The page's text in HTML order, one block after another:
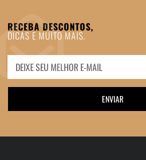
RECEBA DESCONTOS,
DICAS E MUITO MAIS.
ENVIAR